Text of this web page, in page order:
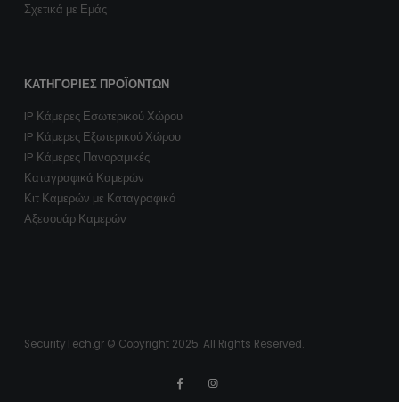
Σχετικά με Εμάς
ΚΑΤΗΓΟΡΊΕΣ ΠΡΟΪΌΝΤΩΝ
IP Κάμερες Εσωτερικού Χώρου
IP Κάμερες Εξωτερικού Χώρου
IP Κάμερες Πανοραμικές
Καταγραφικά Καμερών
Κιτ Καμερών με Καταγραφικό
Αξεσουάρ Καμερών
SecurityTech.gr © Copyright 2025. All Rights Reserved.